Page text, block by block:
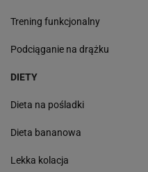
Trening funkcjonalny
Podciąganie na drążku
DIETY
Dieta na pośladki
Dieta bananowa
Lekka kolacja